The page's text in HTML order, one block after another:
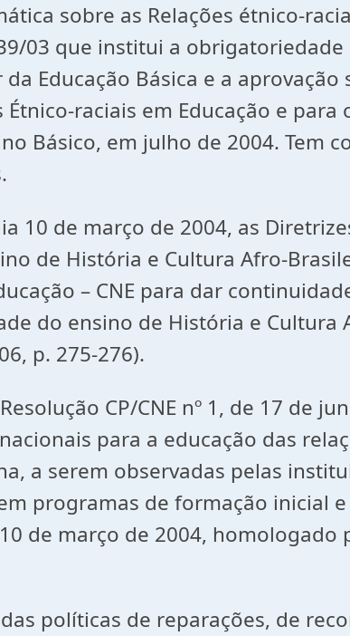
sobre as Relações étnico-
03 que institui a
Educação Básica e a
raciais em Educação e
Básico, em julho de 2004. Tem
10 de março de 2004, as
de História e Cultura Afro-
– CNE para dar
do ensino de História e Cultura
p. 275-276).
CP/CNE nº 1, de 17 de
para a educação das
a serem observadas pelas
programas de formação inicial
de março de 2004,
políticas de reparações, de